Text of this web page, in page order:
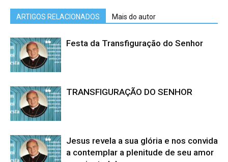
ARTIGOS RELACIONADOS Mais do autor
Festa da Transfiguração do Senhor
TRANSFIGURAÇÃO DO SENHOR
Jesus revela a sua glória e nos convida
a contemplar a plenitude de seu amor